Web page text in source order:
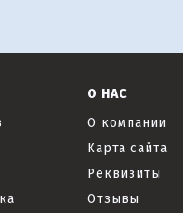
О НАС
О компании
Карта сайта
Реквизиты
Отзывы